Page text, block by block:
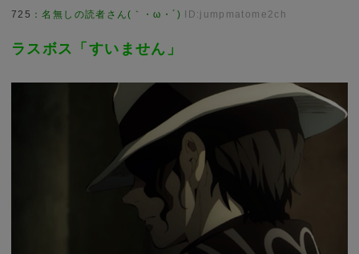
725 ：名無しの読者さん(｀・ω・´) ID:jumpmatome2ch
ラスボス「すいません」